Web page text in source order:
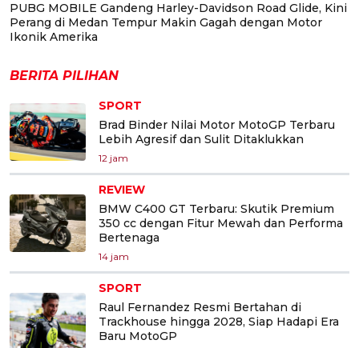
PUBG MOBILE Gandeng Harley-Davidson Road Glide, Kini
Perang di Medan Tempur Makin Gagah dengan Motor
Ikonik Amerika
BERITA PILIHAN
SPORT
Brad Binder Nilai Motor MotoGP Terbaru
Lebih Agresif dan Sulit Ditaklukkan
12 jam
REVIEW
BMW C400 GT Terbaru: Skutik Premium
350 cc dengan Fitur Mewah dan Performa
Bertenaga
14 jam
SPORT
Raul Fernandez Resmi Bertahan di
Trackhouse hingga 2028, Siap Hadapi Era
Baru MotoGP